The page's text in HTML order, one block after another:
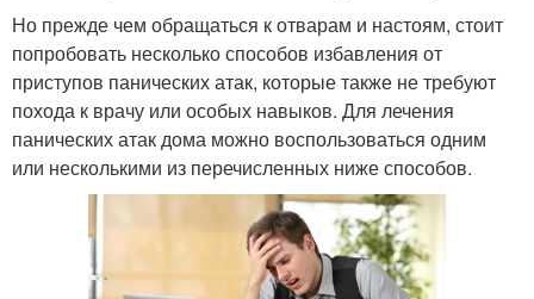
Но прежде чем обращаться к отварам и настоям, стоит
попробовать несколько способов избавления от
приступов панических атак, которые также не требуют
похода к врачу или особых навыков. Для лечения
панических атак дома можно воспользоваться одним
или несколькими из перечисленных ниже способов.